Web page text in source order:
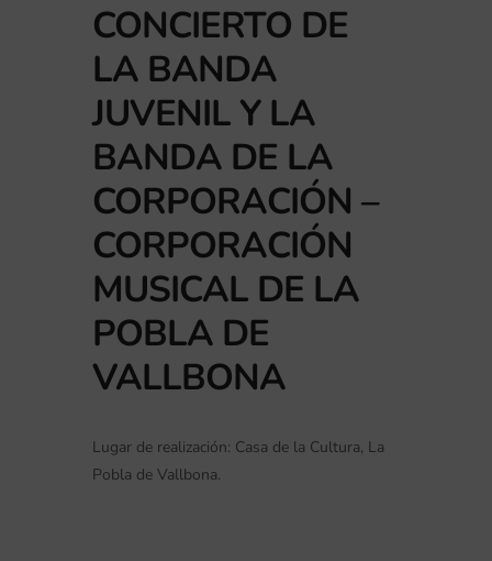
CONCIERTO DE
LA BANDA
JUVENIL Y LA
BANDA DE LA
CORPORACIÓN –
CORPORACIÓN
MUSICAL DE LA
POBLA DE
VALLBONA
Lugar de realización: Casa de la Cultura, La
Pobla de Vallbona.